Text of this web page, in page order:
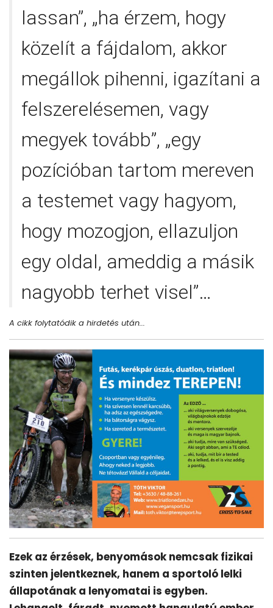
lassan”, „ha érzem, hogy
közelít a fájdalom, akkor
megállok pihenni, igazítani a
felszerelésemen, vagy
megyek tovább”, „egy
pozícióban tartom mereven
a testemet vagy hagyom,
hogy mozogjon, ellazuljon
egy oldal, ameddig a másik
nagyobb terhet visel”…
A cikk folytatódik a hirdetés után...
Ezek az érzések, benyomások nemcsak fizikai
szinten jelentkeznek, hanem a sportoló lelki
állapotának a lenyomatai is egyben.